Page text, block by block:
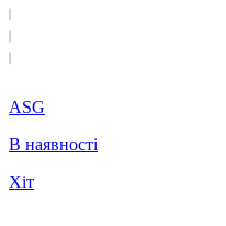
ASG
В наявності
Хіт